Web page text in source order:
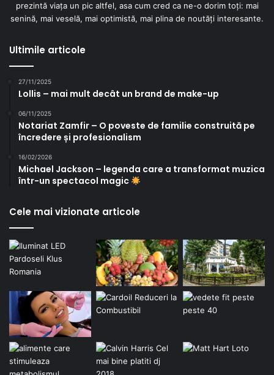
prezintă viața un pic altfel, asa cum cred ca ne-o dorim toți: mai
senină, mai veselă, mai optimistă, mai plina de noutăți interesante.
Ultimile articole
27/11/2025
Lollis – mai mult decât un brand de make-up
06/11/2025
Notariat Zamfir – O poveste de familie construită pe
încredere și profesionalism
16/02/2026
Michael Jackson – legenda care a transformat muzica
într-un spectacol magic
Cele mai vizionate articole